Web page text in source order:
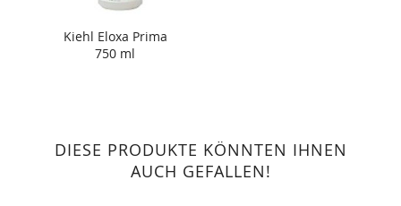
Kiehl Eloxa Prima
750 ml
DIESE PRODUKTE KÖNNTEN IHNEN
AUCH GEFALLEN!